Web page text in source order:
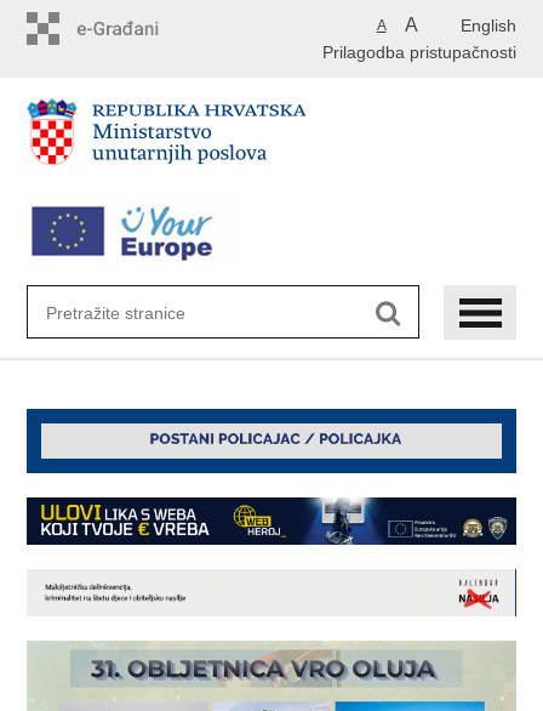
English
A A
Prilagodba pristupačnosti